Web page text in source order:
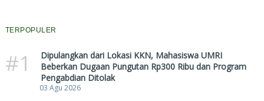
TERPOPULER
#1
Dipulangkan dari Lokasi KKN, Mahasiswa UMRI
Beberkan Dugaan Pungutan Rp300 Ribu dan Program
Pengabdian Ditolak
03 Agu 2026